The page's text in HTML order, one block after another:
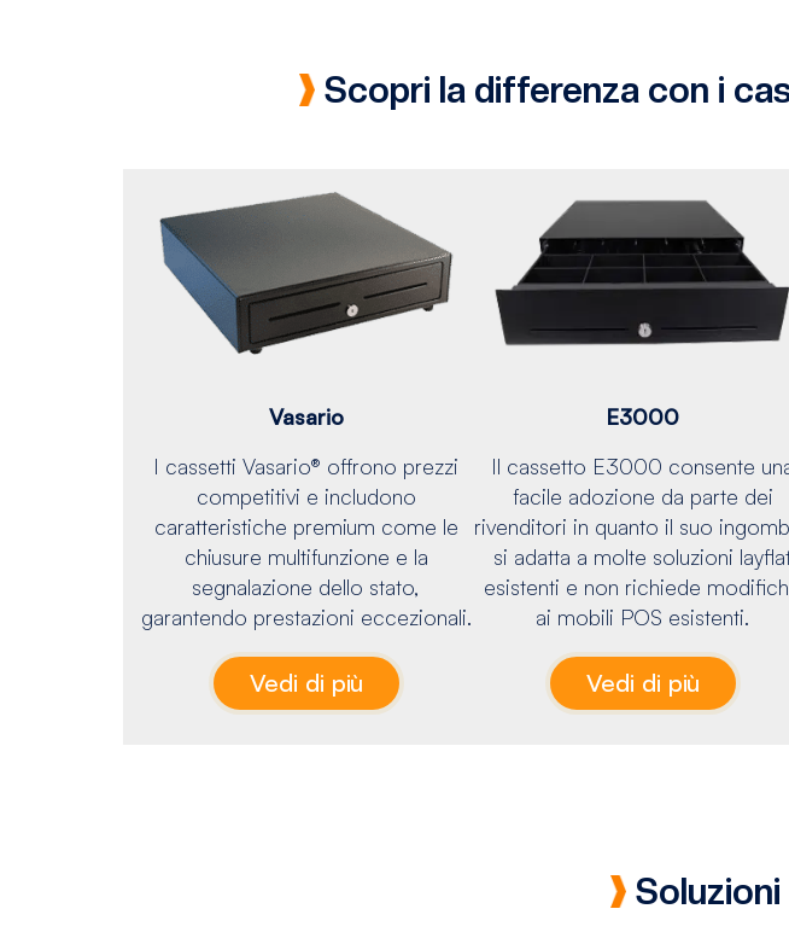
Scopri la differenza con i
Vasario
I cassetti Vasario® offrono prezzi
competitivi e includono
caratteristiche premium come le
chiusure multifunzione e la
segnalazione dello stato,
garantendo prestazioni eccezionali.
Vedi di più
E3000
Il cassetto E3000 consente
facile adozione da parte dei
rivenditori in quanto il suo
si adatta a molte soluzioni
esistenti e non richiede
ai mobili POS esistenti.
Vedi di più